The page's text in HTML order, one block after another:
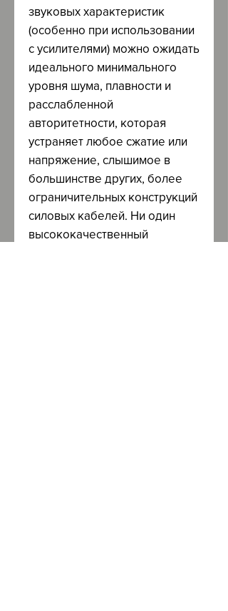
звуковых характеристик
(особенно при использовании
с усилителями) можно ожидать
идеального минимального
уровня шума, плавности и
расслабленной
авторитетности, которая
устраняет любое сжатие или
напряжение, слышимое в
большинстве других, более
ограничительных конструкций
силовых кабелей. Ни один
высококачественный